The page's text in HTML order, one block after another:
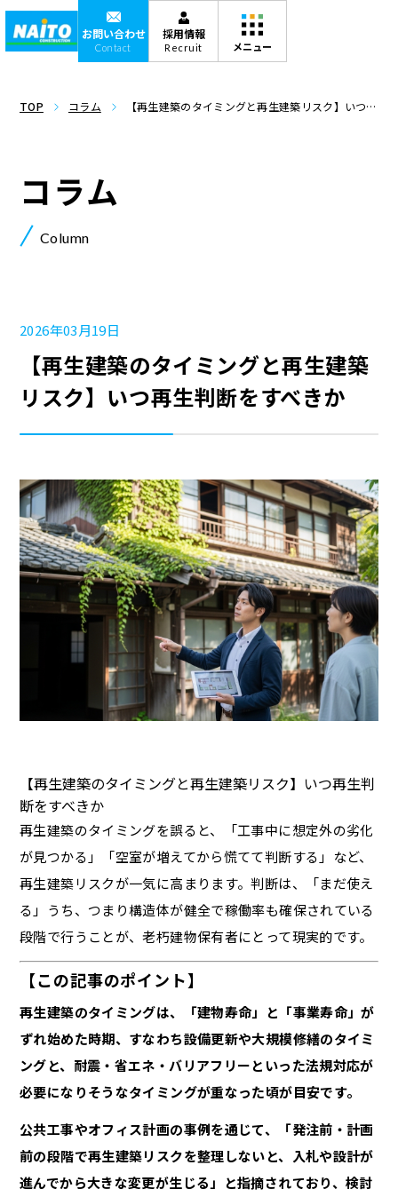
お問い合わせ
Contact
採用情報
Recruit
TOP コラム
【再生建築のタイミングと再生建築リスク】いつ再
Column
コラム
2026年03月19日
【再生建築のタイミングと再生建築
リスク】いつ再生判断をすべきか
【再生建築のタイミングと再生建築リスク】いつ再生判
断をすべきか
再生建築のタイミングを誤ると、「工事中に想定外の劣化
が見つかる」「空室が増えてから慌てて判断する」など、
再生建築リスクが一気に高まります。判断は、「まだ使え
る」うち、つまり構造体が健全で稼働率も確保されている
段階で行うことが、老朽建物保有者にとって現実的です。
【この記事のポイント】
再生建築のタイミングは、「建物寿命」と「事業寿命」が
ずれ始めた時期、すなわち設備更新や大規模修繕のタイミ
ングと、耐震・省エネ・バリアフリーといった法規対応が
必要になりそうなタイミングが重なった頃が目安です。
公共工事やオフィス計画の事例を通じて、「発注前・計画
前の段階で再生建築リスクを整理しないと、入札や設計が
進んでから大きな変更が生じる」と指摘されており、検討